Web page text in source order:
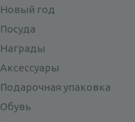
Новый год
Посуда
Награды
Аксессуары
Подарочная упаковка
Обувь